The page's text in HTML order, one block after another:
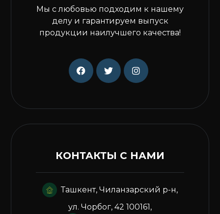
Мы с любовью подходим к нашему
делу и гарантируем выпуск
продукции наилучшего качества!
КОНТАКТЫ С НАМИ
Ташкент, Чиланзарский р-н,
ул. Чорбог, 42 100161,